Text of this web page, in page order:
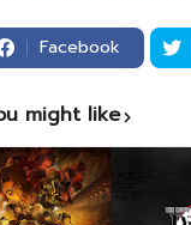
Facebook
might like